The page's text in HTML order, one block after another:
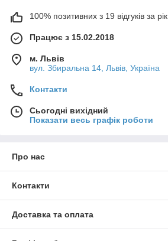
100% позитивних з 19 відгуків за рік
Працює з 15.02.2018
м. Львів
вул. Збиральна 14, Львів, Україна
Контакти
Сьогодні вихідний
Показати весь графік роботи
Про нас
Контакти
Доставка та оплата